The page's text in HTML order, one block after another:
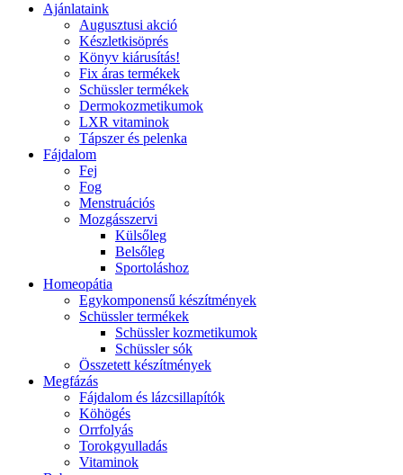
Ajánlataink
Augusztusi akció
Készletkisöprés
Könyv kiárusítás!
Fix áras termékek
Schüssler termékek
Dermokozmetikumok
LXR vitaminok
Tápszer és pelenka
Fájdalom
Fej
Fog
Menstruációs
Mozgásszervi
Külsőleg
Belsőleg
Sportoláshoz
Homeopátia
Egykomponensű készítmények
Schüssler termékek
Schüssler kozmetikumok
Schüssler sók
Összetett készítmények
Megfázás
Fájdalom és lázcsillapítók
Köhögés
Orrfolyás
Torokgyulladás
Vitaminok